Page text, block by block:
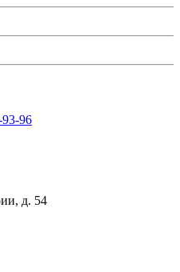
96
д. 54